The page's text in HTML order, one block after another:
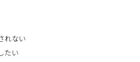
れない
たい